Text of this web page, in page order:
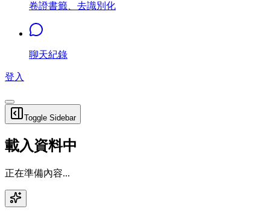
卷證書籤、去識別化
聊天紀錄
登入
Toggle Sidebar
載入資料中
正在準備內容...